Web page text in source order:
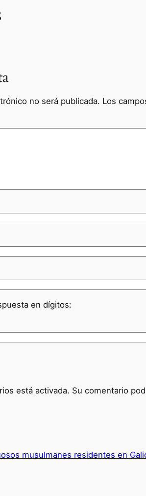
no será publicada. Los
en dígitos:
está activada. Su comentario
musulmanes residentes en